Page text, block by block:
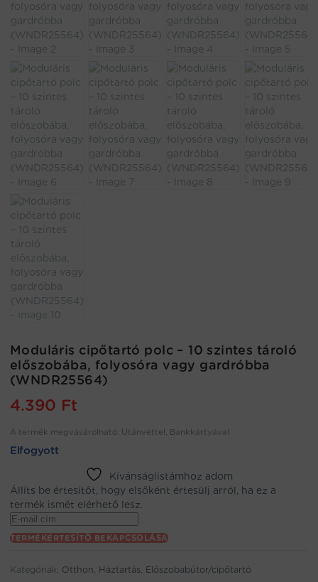
Moduláris cipőtartó polc – 10 szintes tároló
előszobába, folyosóra vagy gardróbba
(WNDR25564)
4.390 Ft
A termék megvásárolható: Utánvéttel, Bankkártyával
Elfogyott
Kívánságlistámhoz adom
Állíts be értesítőt, hogy elsőként értesülj arról, ha ez a
termék ismét elérhető lesz.
Enter
your
email
to
TERMÉKÉRTESÍTŐ BEKAPCSOLÁSA
Kategóriák: Otthon, Háztartás, Előszobabútor/cipőtartó